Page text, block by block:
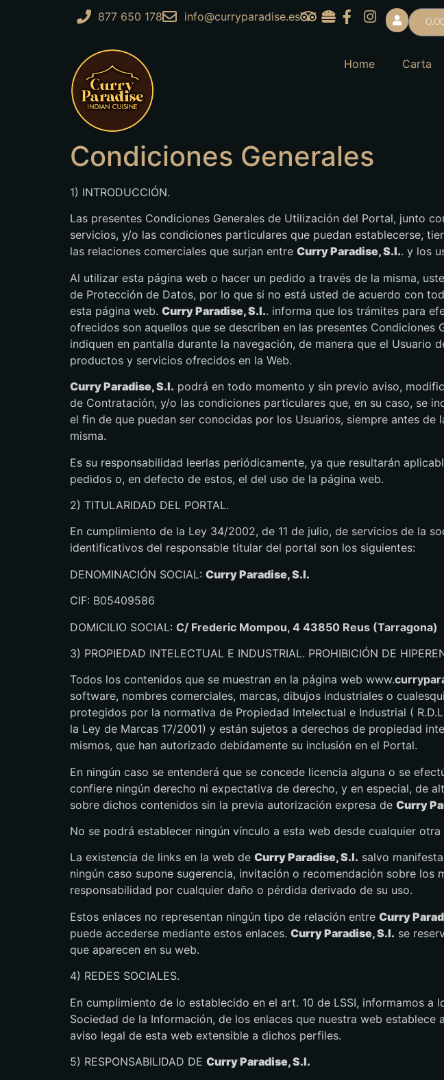
877 650 178 info@curryparadise.es
Home Carta
Condiciones Generales
1) INTRODUCCIÓN.
Las presentes Condiciones Generales de Utilización del Portal, junto
servicios, y/o las condiciones particulares que puedan establecerse,
las relaciones comerciales que surjan entre Curry Paradise, S.l.. y los
Al utilizar esta página web o hacer un pedido a través de la misma,
de Protección de Datos, por lo que si no está usted de acuerdo con
esta página web. Curry Paradise, S.l.. informa que los trámites para
ofrecidos son aquellos que se describen en las presentes
indiquen en pantalla durante la navegación, de manera que el
productos y servicios ofrecidos en la Web.
Curry Paradise, S.l. podrá en todo momento y sin previo aviso,
de Contratación, y/o las condiciones particulares que, en su caso, se
el fin de que puedan ser conocidas por los Usuarios, siempre antes
misma.
Es su responsabilidad leerlas periódicamente, ya que resultarán
pedidos o, en defecto de estos, el del uso de la página web.
2) TITULARIDAD DEL PORTAL.
En cumplimiento de la Ley 34/2002, de 11 de julio, de servicios de la
identificativos del responsable titular del portal son los siguientes:
DENOMINACIÓN SOCIAL: Curry Paradise, S.l.
CIF: B05409586
DOMICILIO SOCIAL: C/ Frederic Mompou, 4 43850 Reus (Tarragona)
3) PROPIEDAD INTELECTUAL E INDUSTRIAL. PROHIBICIÓN DE
Todos los contenidos que se muestran en la página web www.
software, nombres comerciales, marcas, dibujos industriales o
protegidos por la normativa de Propiedad Intelectual e Industrial (
la Ley de Marcas 17/2001) y están sujetos a derechos de propiedad
mismos, que han autorizado debidamente su inclusión en el Portal.
En ningún caso se entenderá que se concede licencia alguna o se
confiere ningún derecho ni expectativa de derecho, y en especial, de
sobre dichos contenidos sin la previa autorización expresa de Curry
No se podrá establecer ningún vínculo a esta web desde cualquier
La existencia de links en la web de Curry Paradise, S.l. salvo
ningún caso supone sugerencia, invitación o recomendación sobre los
responsabilidad por cualquier daño o pérdida derivado de su uso.
Estos enlaces no representan ningún tipo de relación entre Curry
puede accederse mediante estos enlaces. Curry Paradise, S.l. se
que aparecen en su web.
4) REDES SOCIALES.
En cumplimiento de lo establecido en el art. 10 de LSSI, informamos a
Sociedad de la Información, de los enlaces que nuestra web
aviso legal de esta web extensible a dichos perfiles.
5) RESPONSABILIDAD DE Curry Paradise, S.l.